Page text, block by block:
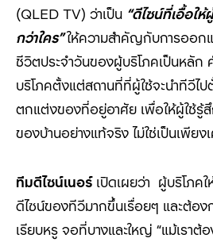
(QLED TV) ว่าเป็น “ดีไซน์ที่เอื้อใ
กว่าใคร”ให้ความสำคัญกับการออ
ชีวิตประจำวันของผู้บริโภคเป็นหลั
บริโภคตั้งแต่สถานที่ที่ผู้ใช้จะนำทีวีไป
ตกแต่งของที่อยู่อาศัย เพื่อให้ผู้ใช้รู้
ของบ้านอย่างแท้จริง ไม่ใช่เป็นเพียง
ทีมดีไซน์เนอร์เปิดเผยว่า ผู้บริโภค
ดีไซน์ของทีวีมากขึ้นเรื่อยๆ และต้อ
เรียบหรู จอที่บางและใหญ่ “แม้เราต้